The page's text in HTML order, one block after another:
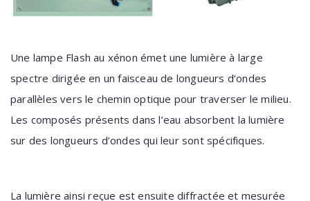
Une lampe Flash au xénon émet une lumière à large
spectre dirigée en un faisceau de longueurs d’ondes
parallèles vers le chemin optique pour traverser le milieu.
Les composés présents dans l’eau absorbent la lumière
sur des longueurs d’ondes qui leur sont spécifiques.
La lumière ainsi reçue est ensuite diffractée et mesurée